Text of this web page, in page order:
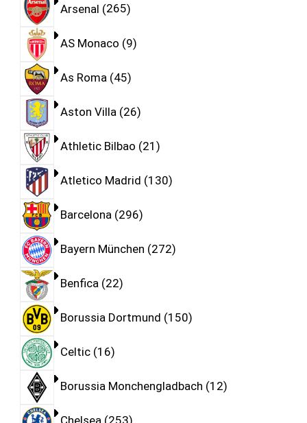
Arsenal 265
AS Monaco 9
As Roma 45
Aston Villa 26
Athletic Bilbao 21
Atletico Madrid 130
Barcelona 296
Bayern München 272
Benfica 22
Borussia Dortmund 150
Celtic 16
Borussia Monchengladbach 12